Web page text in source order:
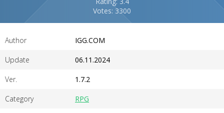
Votes: 3300
Author IGG.COM
Update 06.11.2024
Ver. 1.7.2
Category RPG